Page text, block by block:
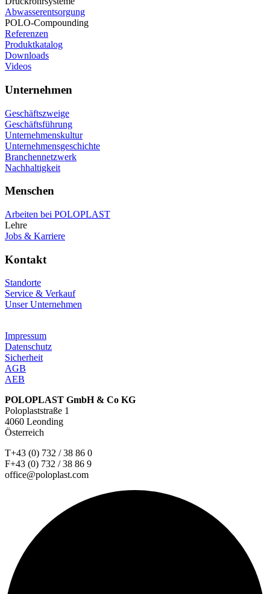
Abwasserentsorgung
POLO-Compounding
Referenzen
Produktkatalog
Downloads
Videos
Unternehmen
Geschäftszweige
Geschäftsführung
Unternehmenskultur
Unternehmensgeschichte
Branchennetzwerk
Nachhaltigkeit
Menschen
Arbeiten bei POLOPLAST
Lehre
Jobs & Karriere
Kontakt
Standorte
Service & Verkauf
Unser Unternehmen
Impressum
Datenschutz
Sicherheit
AGB
AEB
POLOPLAST GmbH & Co KG
Poloplaststraße 1
4060 Leonding
Österreich
T+43 (0) 732 / 38 86 0
F+43 (0) 732 / 38 86 9
office@poloplast.com